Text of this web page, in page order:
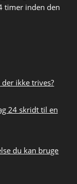
timer inden den
ikke trives?
24 skridt til en
du kan bruge